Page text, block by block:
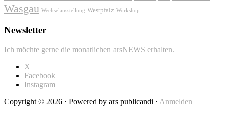
Wasgau Wechselausstellung Westpfalz Workshop
Newsletter
Ich möchte gerne die monatlichen arsNEWS erhalten.
X
Facebook
Instagram
Copyright © 2026 · Powered by ars publicandi · Anmelden